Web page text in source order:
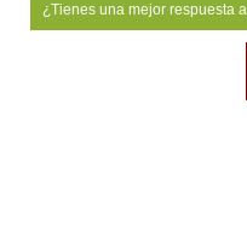
<p><% = g.
¿Tienes una mejor respuesta